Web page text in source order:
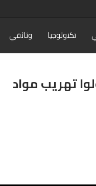
تكنولوجيا وثائقي
تهريب مواد